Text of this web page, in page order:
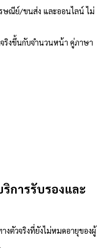
ษณีย์/ขนส่ง และออนไลน์ ไม่
ริงขึ้นกับจำนวนหน้า คู่ภาษา
ริการรับรองและ
ตัวจริงที่ยังไม่หมดอายุของผู้